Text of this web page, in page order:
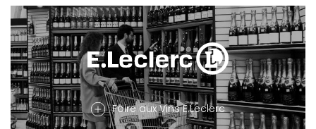
Foire aux Vins E.Leclerc